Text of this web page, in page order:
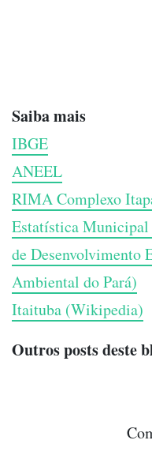
Saiba mais
IBGE
ANEEL
RIMA Complexo
Estatística
de Desenvolvimento
Ambiental do Pará)
Itaituba (Wikipedia)
Outros posts deste